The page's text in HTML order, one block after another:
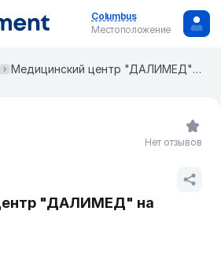
Columbus
Местоположение
Медицинский центр "ДАЛИМЕД" на Литейном
"ДАЛИМЕД" на
Нет отзывов